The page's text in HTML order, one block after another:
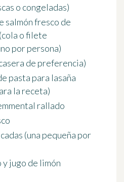
o congeladas)
salmón fresco de
o filete
por persona)
de preferencia)
pasta para lasaña
la receta)
rallado
(una pequeña por
y jugo de limón